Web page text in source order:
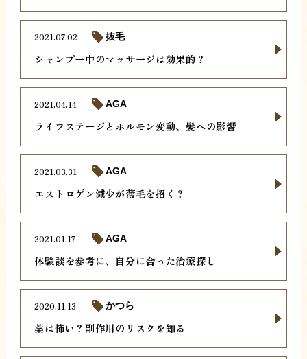
シャンプー中のマッサージは効果的？
2021.07.02 抜毛
ライフステージとホルモン変動、髪への影響
2021.04.14 AGA
エストロゲン減少が薄毛を招く？
2021.03.31 AGA
体験談を参考に、自分に合った治療探し
2021.01.17 AGA
薬は怖い？副作用のリスクを知る
2020.11.13 かつら